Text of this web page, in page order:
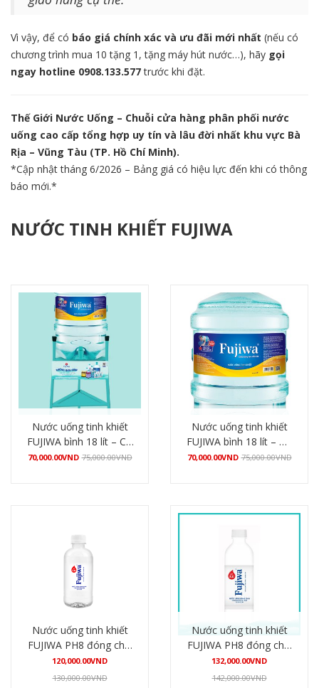
Vì vậy, để có báo giá chính xác và ưu đãi mới nhất (nếu có
chương trình mua 10 tặng 1, tặng máy hút nước…), hãy gọi
ngay hotline 0908.133.577trước khi đặt.
Thế Giới Nước Uống – Chuỗi cửa hàng phân phối nước
uống cao cấp tổng hợp uy tín và lâu đời nhất khu vực Bà
Rịa – Vũng Tàu (TP. Hồ Chí Minh).
*Cập nhật tháng 6/2026 – Bảng giá có hiệu lực đến khi có thông
báo mới.*
NƯỚC TINH KHIẾT FUJIWA
Nước uống tinh khiết
FUJIWA bình 18 lít – Có
vòi bấm
70,000.00VND 75,000.00VND
Nước uống tinh khiết
FUJIWA bình 18 lít – Úp
máy nóng lạnh
70,000.00VND 75,000.00VND
Nước uống tinh khiết
FUJIWA PH8 đóng chai
300ml (24 chai/thùng)
120,000.00VND
130,000.00VND
Nước uống tinh khiết
FUJIWA PH8 đóng chai
450ml (24 chai/thùng)
132,000.00VND
142,000.00VND